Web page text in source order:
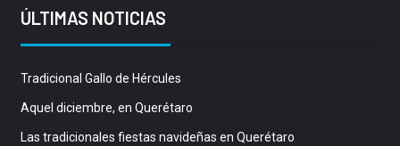
ÚLTIMAS NOTICIAS
Tradicional Gallo de Hércules
Aquel diciembre, en Querétaro
Las tradicionales fiestas navideñas en Querétaro